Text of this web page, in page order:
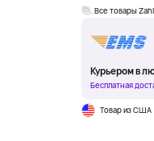
Все товары
Курьером в
Бесплатная
Товар из США